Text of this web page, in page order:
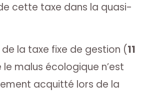
cette taxe dans la quasi-
la taxe fixe de gestion (11
malus écologique n’est
acquitté lors de la